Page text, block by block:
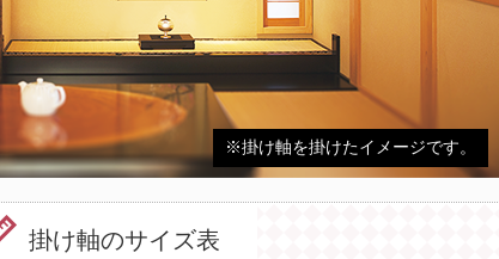
※掛け軸を掛けたイメージです。
掛け軸のサイズ表